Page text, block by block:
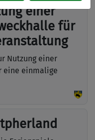
einer
für
Nutzung einer
eine einmalige